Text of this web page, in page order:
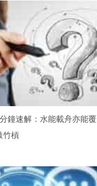
鐘速解：水能載舟亦能
竹槓